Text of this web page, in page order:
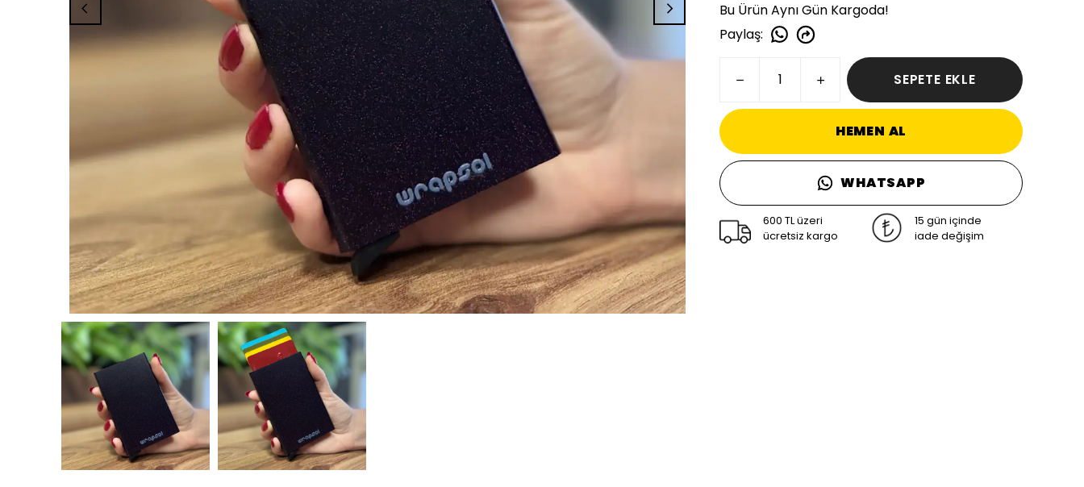
Bu Ürün Aynı Gün Kargoda!
Paylaş:
SEPETE EKLE
HEMEN AL
WHATSAPP
600 TL üzeri
ücretsiz kargo
15 gün içinde
iade değişim